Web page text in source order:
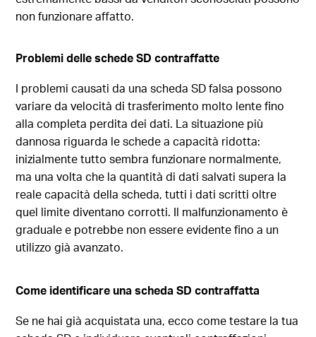
non funzionare affatto.
Problemi delle schede SD contraffatte
I problemi causati da una scheda SD falsa possono
variare da velocità di trasferimento molto lente fino
alla completa perdita dei dati. La situazione più
dannosa riguarda le schede a capacità ridotta:
inizialmente tutto sembra funzionare normalmente,
ma una volta che la quantità di dati salvati supera la
reale capacità della scheda, tutti i dati scritti oltre
quel limite diventano corrotti. Il malfunzionamento è
graduale e potrebbe non essere evidente fino a un
utilizzo già avanzato.
Come identificare una scheda SD contraffatta
Se ne hai già acquistata una, ecco come testare la tua